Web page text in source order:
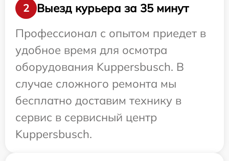
2
Выезд курьера за 35 минут
Профессионал с опытом приедет в
удобное время для осмотра
оборудования Kuppersbusch. В
случае сложного ремонта мы
бесплатно доставим технику в
сервис в сервисный центр
Kuppersbusch.